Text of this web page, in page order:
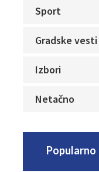
Sport
Gradske vesti
Izbori
Netačno
Popularno